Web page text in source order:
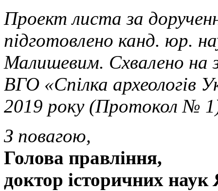
Проект листа за
підготовлено канд. юр.
Малишевим. Схвалено на
ВГО «Спілка археологів
2019 року (Протокол №
З повагою,
Голова правління,
доктор історичних наук